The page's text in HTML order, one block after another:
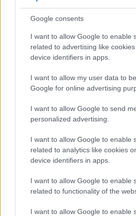
Google consents
I want to allow Google to enable
related to advertising like
device identifiers in apps.
I want to allow my user data to
Google for online advertising
I want to allow Google to send
personalized advertising.
I want to allow Google to enable
related to analytics like cookies
device identifiers in apps.
I want to allow Google to enable
related to functionality of the
I want to allow Google to enable
ινσουλίνης.